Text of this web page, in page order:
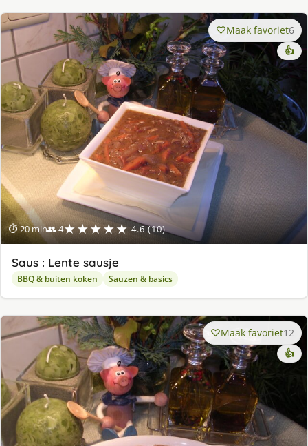
⏱ 20 min👥 4★★★★★ 4.6 (10)
Maak favoriet6
👍
Saus : Lente sausje
BBQ & buiten koken Sauzen & basics
Maak favoriet12
👍